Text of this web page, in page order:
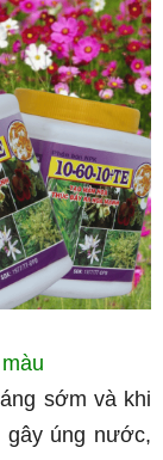
sớm và khi
gây úng nước,